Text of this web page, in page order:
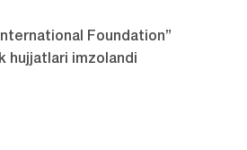
Foundation”
hujjatlari imzolandi